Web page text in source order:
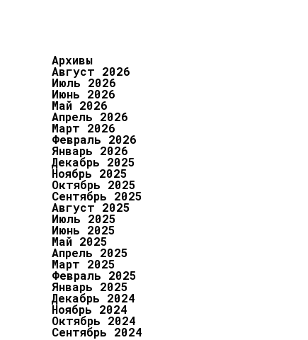
Архивы
Август 2026
Июль 2026
Июнь 2026
Май 2026
Апрель 2026
Март 2026
Февраль 2026
Январь 2026
Декабрь 2025
Ноябрь 2025
Октябрь 2025
Сентябрь 2025
Август 2025
Июль 2025
Июнь 2025
Май 2025
Апрель 2025
Март 2025
Февраль 2025
Январь 2025
Декабрь 2024
Ноябрь 2024
Октябрь 2024
Сентябрь 2024